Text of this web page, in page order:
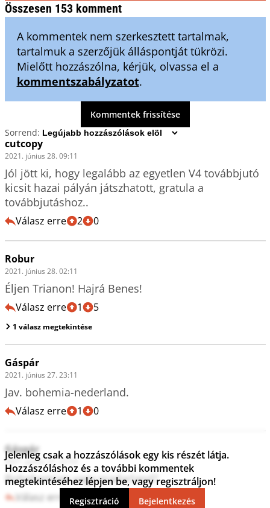
Összesen 153 komment
A kommentek nem szerkesztett tartalmak,
tartalmuk a szerzőjük álláspontját tükrözi.
Mielőtt hozzászólna, kérjük, olvassa el a
kommentszabályzatot.
Kommentek frissítése
Sorrend:
cutcopy
2021. június 28. 09:11
Jól jött ki, hogy legalább az egyetlen V4 továbbjutó
kicsit hazai pályán játszhatott, gratula a
továbbjutáshoz..
Válasz erre 2 0
Robur
2021. június 28. 02:11
Éljen Trianon! Hajrá Benes!
Válasz erre 1 5
1 válasz megtekintése
Gáspár
2021. június 27. 23:11
Jav. bohemia-nederland.
Válasz erre 1 0
Gáspár
2021. június 27. 22:53
Bohehemian vagy niadarland?
Válasz erre 1 0
Jelenleg csak a hozzászólások egy kis részét látja.
Hozzászóláshoz és a további kommentek
megtekintéséhez lépjen be, vagy regisztráljon!
Regisztráció Bejelentkezés